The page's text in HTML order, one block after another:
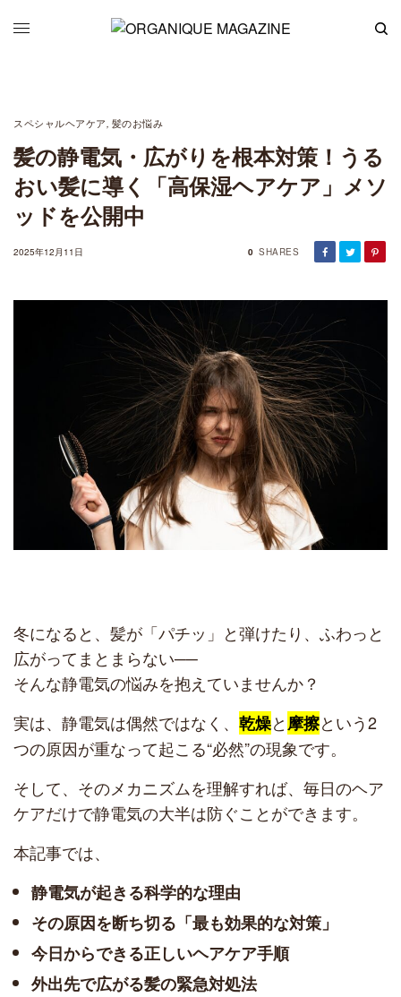
スペシャルヘアケア, 髪のお悩み
髪の静電気・広がりを根本対策！うる
おい髪に導く「高保湿ヘアケア」メソ
ッドを公開中
2025年12月11日 0 SHARES
冬になると、髪が「パチッ」と弾けたり、ふわっと
広がってまとまらない──
そんな静電気の悩みを抱えていませんか？
実は、静電気は偶然ではなく、 乾燥と摩擦という2
つの原因が重なって起こる“必然”の現象です。
そして、そのメカニズムを理解すれば、毎日のヘア
ケアだけで静電気の大半は防ぐことができます。
本記事では、
静電気が起きる科学的な理由
その原因を断ち切る「最も効果的な対策」
今日からできる正しいヘアケア手順
外出先で広がる髪の緊急対処法